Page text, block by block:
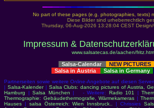
No part of these pages (e.g. photographies, texts)
Diese Bilder sind urheberrechtlich
Thursday, 06-Aug-2026 13:28:04 CEST
Impressum &
www.salsatecas.de/aachen/fritz.htm
Salsa-Calendar NEW PICTURES
Salsa in Austria
Salsa in Germany
Partnerseiten sowie weitere Online-Angebote auf diesen
| Salsa-Kalender| Salsa Clubs: dancing pictures of Austria,
Hamburg |Salsa München | - Weitere: Radio 101 |
Thermographie: Gebäudethermografie, Wärmekameras |
Hauses | salsa Österreich: Wien Innsbruck.. | Chrissies